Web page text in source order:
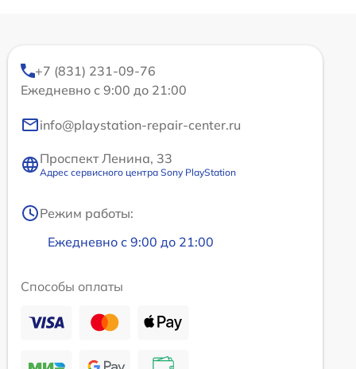
+7 (831) 231-09-76
Ежедневно с 9:00 до 21:00
info@playstation-repair-center.ru
Проспект Ленина, 33
Адрес сервисного центра Sony PlayStation
Режим работы:
Ежедневно с 9:00 до 21:00
Способы оплаты